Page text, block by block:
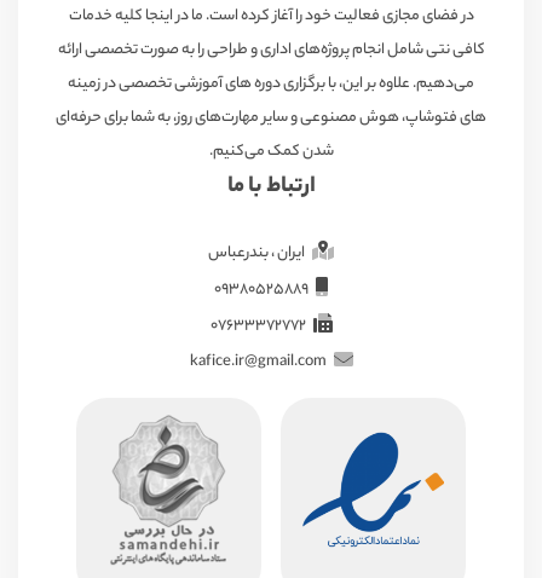
در فضای مجازی فعالیت خود را آغاز کرده است. ما در اینجا کلیه خدمات
کافی نتی شامل انجام پروژه‌های اداری و طراحی را به صورت تخصصی ارائه
می‌دهیم. علاوه بر این، با برگزاری دوره های آموزشی تخصصی در زمینه
های فتوشاپ، هوش مصنوعی و سایر مهارت‌های روز، به شما برای حرفه‌ای
شدن کمک می‌کنیم.
ارتباط با ما
ایران ، بندرعباس
07633372772